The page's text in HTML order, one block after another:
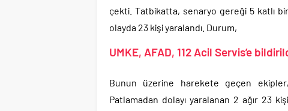
çekti. Tatbikatta, senaryo gereği 5 katlı
olayda 23 kişi yaralandı. Durum,
UMKE, AFAD, 112 Acil Servis’e
Bunun üzerine harekete geçen
Patlamadan dolayı yaralanan 2 ağır 23